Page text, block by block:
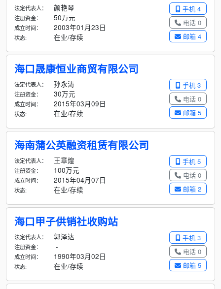
手机 4
电话 0
邮箱 4
法定代表人： 颜艳琴
注册资金： 50万元
成立时间： 2003年01月23日
状态: 在业/存续
海口晟康恒业商贸有限公司
手机 3
电话 0
邮箱 5
法定代表人： 孙永涛
注册资金： 30万元
成立时间： 2015年03月09日
状态: 在业/存续
海南蒲公英融资租赁有限公司
手机 5
电话 0
邮箱 2
法定代表人： 王章煌
注册资金： 100万元
成立时间： 2015年04月07日
状态: 在业/存续
海口甲子供销社收购站
手机 3
电话 0
邮箱 5
法定代表人： 郭泽达
注册资金： -
成立时间： 1990年03月02日
状态: 在业/存续